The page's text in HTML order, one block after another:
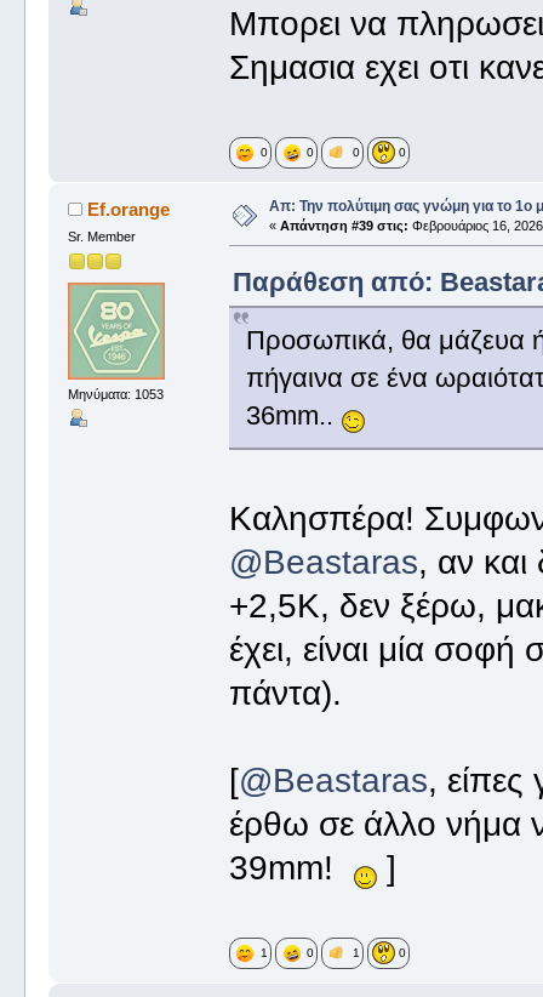
Μπορει να
Σημασια εχει οτι
0 0 0 0
Ef.orange
Sr. Member
Μηνύματα: 1053
Απ: Την πολύτιμη σας γνώμη για το 1ο
« Απάντηση #39 στις: Φεβρουάριος 16,
Παράθεση από:
Προσωπικά, θα μάζευα
πήγαινα σε ένα
36mm..
Καλησπέρα!
@Beastaras, αν
+2,5Κ, δεν ξέρω,
έχει, είναι μία
πάντα).
[@Beastaras, είπες
έρθω σε άλλο νήμα
39mm!
]
1 0 1 0